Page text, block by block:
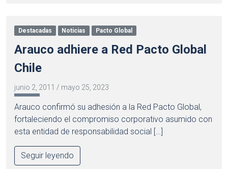
Destacadas Noticias Pacto Global
Arauco adhiere a Red Pacto Global
Chile
junio 2, 2011 / mayo 25, 2023
Arauco confirmó su adhesión a la Red Pacto Global,
fortaleciendo el compromiso corporativo asumido con
esta entidad de responsabilidad social […]
Seguir leyendo